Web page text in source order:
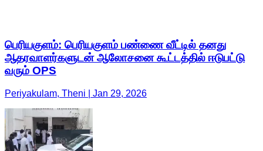
பெரியகுளம்: பெரியகுளம் பண்ணை வீட்டில் தனது
ஆதரவாளர்களுடன் ஆலோசனை கூட்டத்தில் ஈடுபட்டு
வரும் OPS
Periyakulam, Theni | Jan 29, 2026